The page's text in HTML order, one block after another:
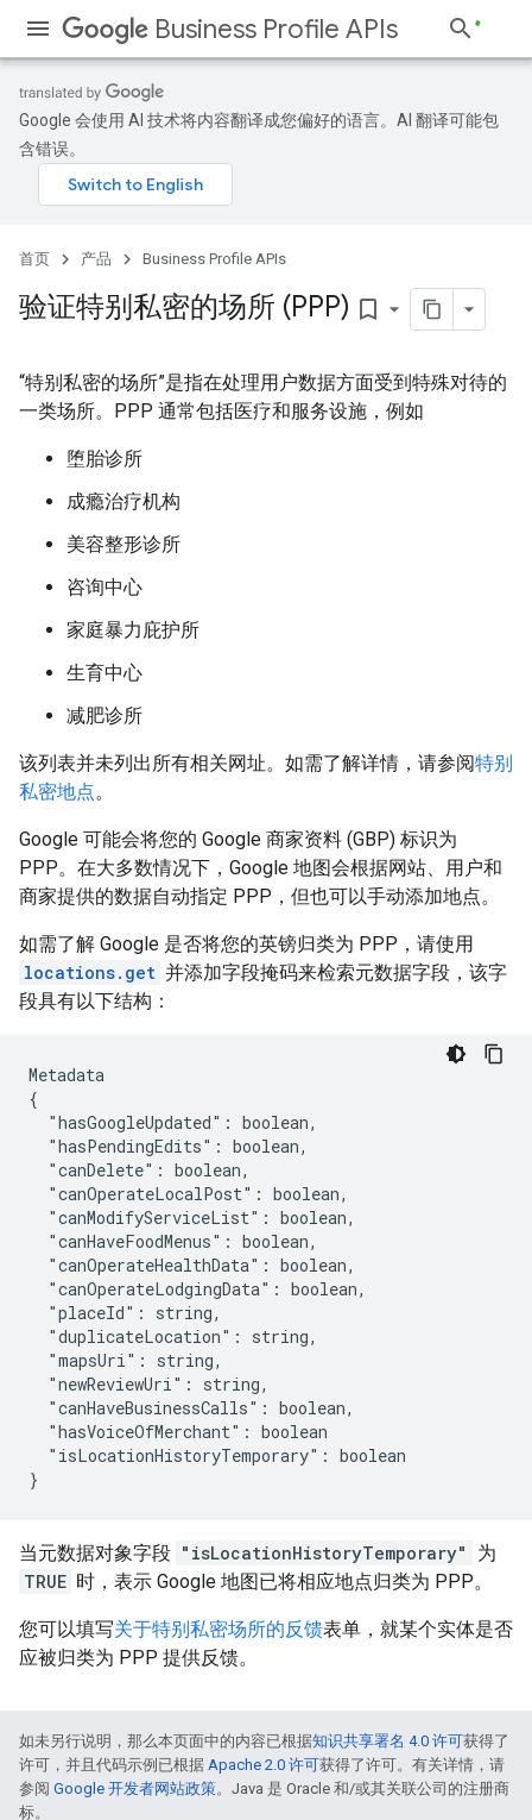
Business Profile APIs
Google 会使用 AI 技术将内容翻译成您偏好的语言。AI 翻译可能包
含错误。
首页 产品 Business Profile APIs
验证特别私密的场所 (PPP) bookmark_border
“特别私密的场所”是指在处理用户数据方面受到特殊对待的
一类场所。PPP 通常包括医疗和服务设施，例如
堕胎诊所
成瘾治疗机构
美容整形诊所
咨询中心
家庭暴力庇护所
生育中心
减肥诊所
该列表并未列出所有相关网址。如需了解详情，请参阅特别
私密地点。
Google 可能会将您的 Google 商家资料 (GBP) 标识为
PPP。在大多数情况下，Google 地图会根据网站、用户和
商家提供的数据自动指定 PPP，但也可以手动添加地点。
如需了解 Google 是否将您的英镑归类为 PPP，请使用
locations.get 并添加字段掩码来检索元数据字段，该字
段具有以下结构：
Metadata
"hasGoogleUpdated":
"hasPendingEdits":
"canDelete":
"canOperateLocalPost":
"canModifyServiceList":
"canHaveFoodMenus":
"canOperateHealthData":
"canOperateLodgingData":
"placeId":
"duplicateLocation":
"mapsUri":
"newReviewUri":
"canHaveBusinessCalls":
"hasVoiceOfMerchant":
"isLocationHistoryTemporary": boolean
当元数据对象字段 "isLocationHistoryTemporary"
为
TRUE 时，表示 Google 地图已将相应地点归类为 PPP。
您可以填写关于特别私密场所的反馈表单，就某个实体是否
应被归类为 PPP 提供反馈。
如未另行说明，那么本页面中的内容已根据知识共享署名 4.0 许可获得了
许可，并且代码示例已根据 Apache 2.0 许可获得了许可。有关详情，请
参阅 Google 开发者网站政策。Java 是 Oracle 和/或其关联公司的注册商
标。